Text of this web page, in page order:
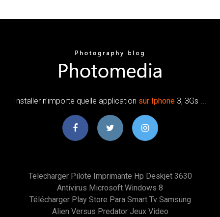
Installer n'importe quelle application sur Iphone 3, 3Gs ...
Telecharger Pilote Imprimante Hp Deskjet 3630
Antivirus Microsoft Windows 8
Télécharger Play Store Para Smart Tv Samsung
Alien Versus Predator Jeux Video